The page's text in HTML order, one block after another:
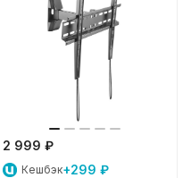
2 999 ₽
Кешбэк+299 ₽